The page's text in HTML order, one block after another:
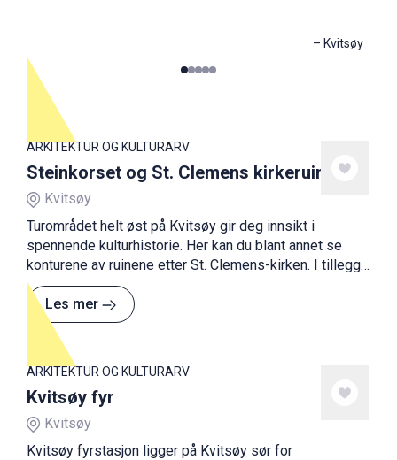
– Kvitsøy
01234
ARKITEKTUR OG KULTURARV
Steinkorset og St. Clemens kirkeruin
Kvitsøy
Turområdet helt øst på Kvitsøy gir deg innsikt i
spennende kulturhistorie. Her kan du blant annet se
konturene av ruinene etter St. Clemens-kirken. I tillegg
rager Steinkorset stolt fire meter over bakken ved
Leiasundet.
Les mer
ARKITEKTUR OG KULTURARV
Kvitsøy fyr
Kvitsøy
Kvitsøy fyrstasjon ligger på Kvitsøy sør for